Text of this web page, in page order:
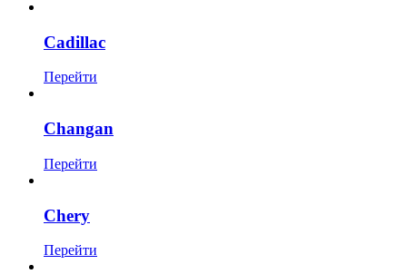
Cadillac
Перейти
Changan
Перейти
Chery
Перейти